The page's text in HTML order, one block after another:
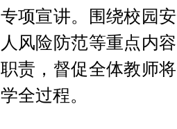
专项宣讲。围绕校园
人风险防范等重点内
职责，督促全体教师
学全过程。